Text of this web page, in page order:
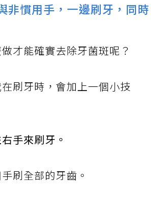
非慣用手，一邊刷牙，同時
才能確實去除牙菌斑呢？
刷牙時，會加上一個小技
手來刷牙。
刷全部的牙齒。